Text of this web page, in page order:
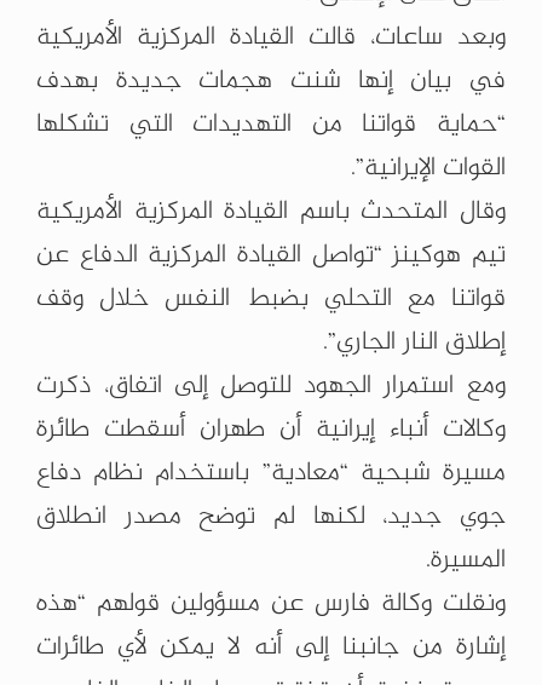
وبعد ساعات، قالت القيادة المركزية الأمريكية
في بيان إنها شنت هجمات جديدة بهدف
“حماية قواتنا من التهديدات التي تشكلها
القوات الإيرانية”.
وقال المتحدث باسم القيادة المركزية الأمريكية
تيم هوكينز “تواصل القيادة المركزية الدفاع عن
قواتنا مع التحلي بضبط النفس خلال وقف
إطلاق النار الجاري”.
ومع استمرار الجهود للتوصل إلى اتفاق، ذكرت
وكالات أنباء إيرانية أن طهران أسقطت طائرة
مسيرة شبحية “معادية” باستخدام نظام دفاع
جوي جديد، لكنها لم توضح مصدر انطلاق
المسيرة.
ونقلت وكالة فارس عن مسؤولين قولهم “هذه
إشارة من جانبنا إلى أنه لا يمكن لأي طائرات